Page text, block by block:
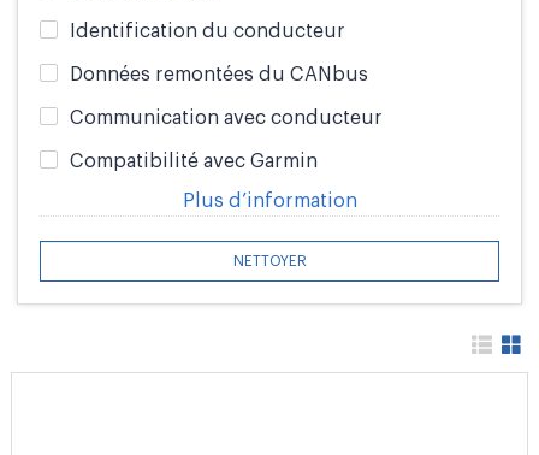
Identification du conducteur
Données remontées du CANbus
Communication avec conducteur
Compatibilité avec Garmin
Plus d’information
NETTOYER